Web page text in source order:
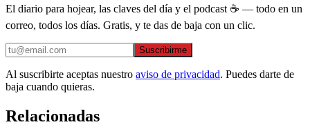
El diario para hojear, las claves del día y el podcast ☕ — todo en un
correo, todos los días. Gratis, y te das de baja con un clic.
Suscribirme
Al suscribirte aceptas nuestro aviso de privacidad. Puedes darte de
baja cuando quieras.
Relacionadas